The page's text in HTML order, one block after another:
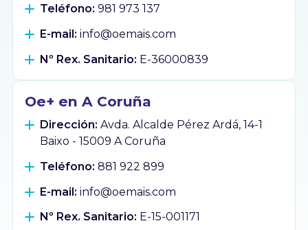
Teléfono: 981 973 137
E-mail: info@oemais.com
Nº Rex. Sanitario: E-36000839
Oe+ en A Coruña
Dirección: Avda. Alcalde Pérez Ardá, 14-1
Baixo - 15009 A Coruña
Teléfono: 881 922 899
E-mail: info@oemais.com
Nº Rex. Sanitario: E-15-001171